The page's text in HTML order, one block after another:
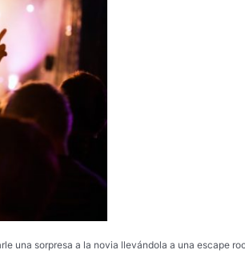
una sorpresa a la novia llevándola a una escape